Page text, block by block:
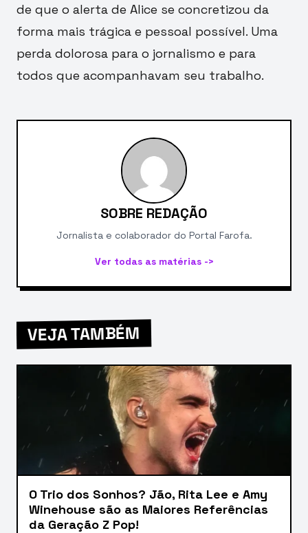
de que o alerta de Alice se concretizou da
forma mais trágica e pessoal possível. Uma
perda dolorosa para o jornalismo e para
todos que acompanhavam seu trabalho.
SOBRE REDAÇÃO
Jornalista e colaborador do Portal Farofa.
Ver todas as matérias ->
VEJA TAMBÉM
O Trio dos Sonhos? Jão, Rita Lee e Amy
Winehouse são as Maiores Referências
da Geração Z Pop!